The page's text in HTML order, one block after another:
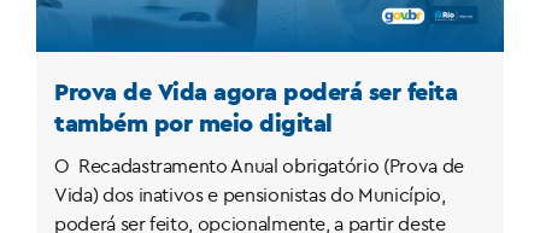
Prova de Vida agora poderá ser feita
também por meio digital
O Recadastramento Anual obrigatório (Prova de
Vida) dos inativos e pensionistas do Município,
poderá ser feito, opcionalmente, a partir deste